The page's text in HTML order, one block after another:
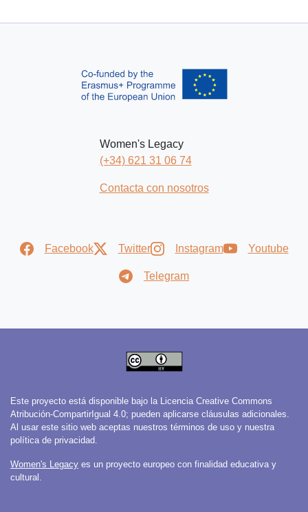
Contacta con nosotros
Women's Legacy
(+34) 621 31 06 74
Facebook Twitter Instagram Youtube
Telegram
Este proyecto está disponible bajo la Licencia Creative Commons
Atribución-CompartirIgual 4.0; pueden aplicarse cláusulas adicionales.
Al usar este sitio web aceptas nuestros términos de uso y nuestra
política de privacidad.
Women's Legacy es un proyecto europeo con finalidad educativa y
cultural.